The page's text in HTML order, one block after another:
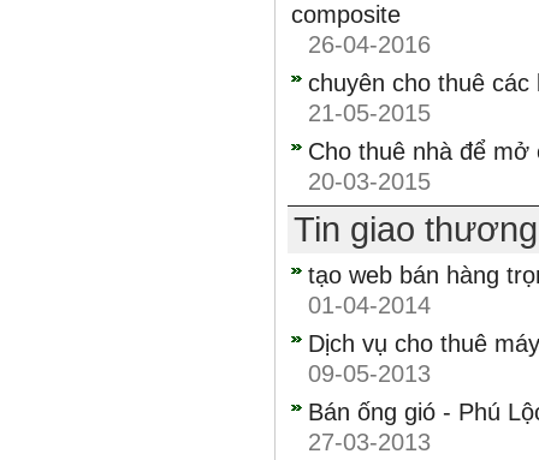
composite
26-04-2016
chuyên cho thuê các
21-05-2015
Cho thuê nhà để mở
20-03-2015
Tin giao
tạo web bán hàng
01-04-2014
Dịch vụ cho thuê
09-05-2013
Bán ống gió - Phú
27-03-2013